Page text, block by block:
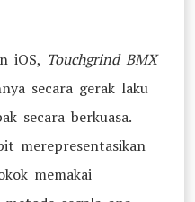
iOS, Touchgrind BMX
secara gerak laku
secara berkuasa.
merepresentasikan
memakai